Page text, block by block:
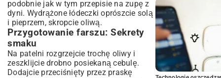
podobnie jak w tym przepisie na zupę z
dyni. Wydrążone łódeczki oprószcie solą
i pieprzem, skropcie oliwą.
Przygotowanie farszu: Sekrety
smaku
Na patelni rozgrzejcie trochę oliwy i
zeszklijcie drobno posiekaną cebulę.
Dodajcie przeciśnięty przez praskę